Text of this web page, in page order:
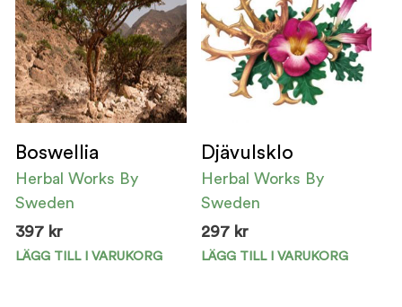
Boswellia
Herbal Works By
Sweden
397 kr
LÄGG TILL I VARUKORG
Djävulsklo
Herbal Works By
Sweden
297 kr
LÄGG TILL I VARUKORG